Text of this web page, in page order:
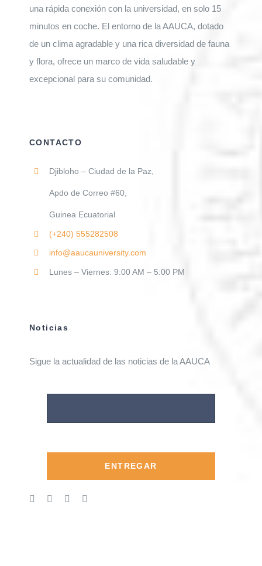
una rápida conexión con la universidad, en solo 15
minutos en coche. El entorno de la AAUCA, dotado
de un clima agradable y una rica diversidad de fauna
y flora, ofrece un marco de vida saludable y
excepcional para su comunidad.
CONTACTO
Djibloho – Ciudad de la Paz,
Apdo de Correo #60,
Guinea Ecuatorial
(+240) 555282508
info@aaucauniversity.com
Lunes – Viernes: 9:00 AM – 5:00 PM
Noticias
Sigue la actualidad de las noticias de la AAUCA
ENTREGAR